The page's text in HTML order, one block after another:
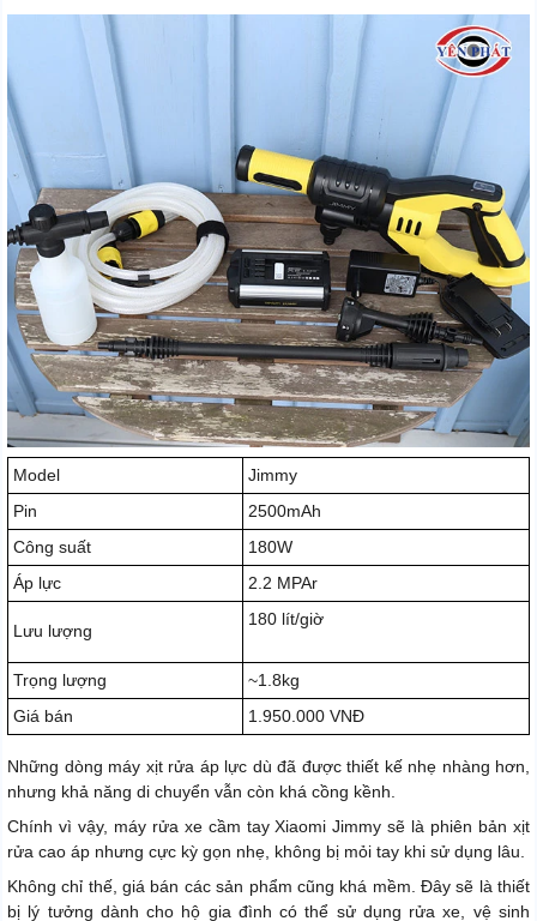
Model
Jimmy
Pin
2500mAh
Công suất
180W
Áp lực
2.2 MPAr
Lưu lượng
180 lít/giờ
Trọng lượng
~1.8kg
Giá bán
1.950.000 VNĐ
Những dòng máy xịt rửa áp lực dù đã được thiết kế nhẹ nhàng hơn,
nhưng khả năng di chuyển vẫn còn khá cồng kềnh.
Chính vì vậy, máy rửa xe cầm tay Xiaomi Jimmy sẽ là phiên bản xịt
rửa cao áp nhưng cực kỳ gọn nhẹ, không bị mỏi tay khi sử dụng lâu.
Không chỉ thế, giá bán các sản phẩm cũng khá mềm. Đây sẽ là thiết
bị lý tưởng dành cho hộ gia đình có thể sử dụng rửa xe, vệ sinh